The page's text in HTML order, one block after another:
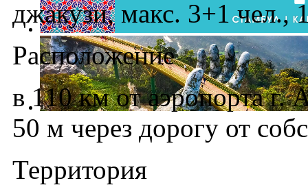
джакузи, макс. 3+1 чел.,
Расположение
в 110 км от аэропорта г.
50 м через дорогу от
Территория